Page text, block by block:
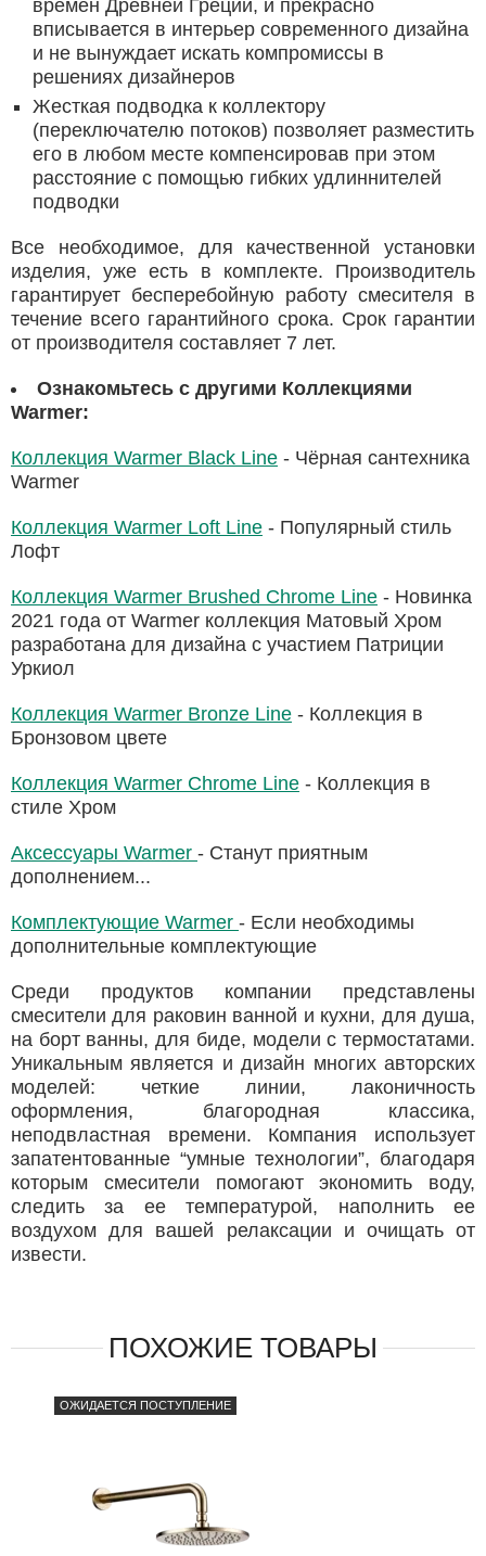
времен Древней Греции, и прекрасно
вписывается в интерьер современного дизайна
и не вынуждает искать компромиссы в
решениях дизайнеров
Жесткая подводка к коллектору
(переключателю потоков) позволяет разместить
его в любом месте компенсировав при этом
расстояние с помощью гибких удлиннителей
подводки
Все необходимое, для качественной установки
изделия, уже есть в комплекте. Производитель
гарантирует бесперебойную работу смесителя в
течение всего гарантийного срока. Срок гарантии
от производителя составляет 7 лет.
Ознакомьтесь с другими Коллекциями
Warmer:
Коллекция Warmer Black Line - Чёрная сантехника
Warmer
Коллекция Warmer Loft Line - Популярный стиль
Лофт
Коллекция Warmer Brushed Chrome Line - Новинка
2021 года от Warmer коллекция Матовый Хром
разработана для дизайна с участием Патриции
Уркиол
Коллекция Warmer Bronze Line - Коллекция в
Бронзовом цвете
Коллекция Warmer Chrome Line - Коллекция в
стиле Хром
Аксессуары Warmer - Станут приятным
дополнением...
Комплектующие Warmer - Если необходимы
дополнительные комплектующие
Среди продуктов компании представлены
смесители для раковин ванной и кухни, для душа,
на борт ванны, для биде, модели с термостатами.
Уникальным является и дизайн многих авторских
моделей: четкие линии, лаконичность
оформления, благородная классика,
неподвластная времени. Компания использует
запатентованные “умные технологии”, благодаря
которым смесители помогают экономить воду,
следить за ее температурой, наполнить ее
воздухом для вашей релаксации и очищать от
извести.
ПОХОЖИЕ ТОВАРЫ
ОЖИДАЕТСЯ ПОСТУПЛЕНИЕ